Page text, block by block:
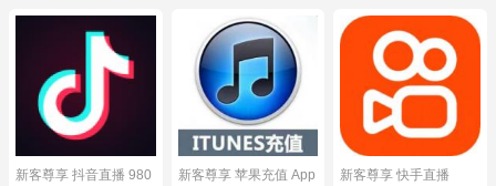
新客尊享 抖音直播 980
新客尊享 苹果充值 App
新客尊享 快手直播